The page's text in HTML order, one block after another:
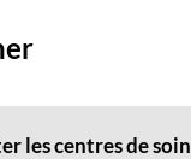
les centres de soin